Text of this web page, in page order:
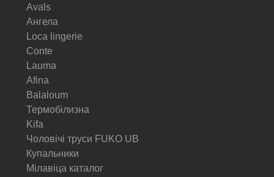
Avals
Ангела
Loca lingerie
Conte
Lauma
Afina
Balaloum
Термобілизна
Kifa
Чоловічі труси FUKO UB
Купальники
Мілавіца каталог